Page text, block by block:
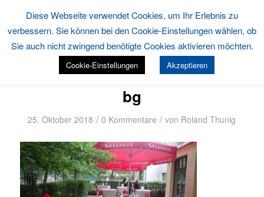
bg
25. Oktober 2018 / 0 Kommentare / von Roland Thunig
Diese Webseite verwendet Cookies, um Ihr Erlebnis zu
verbessern. Sie können bei den Cookie-Einstellungen wählen, ob
Sie auch nicht zwingend benötigte Cookies aktivieren möchten.
Cookie-Einstellungen Akzeptieren